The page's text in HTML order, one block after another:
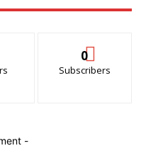
0
Subscribers
-